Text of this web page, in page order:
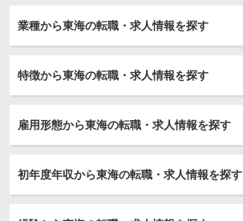
業種から東海の転職・求人情報を探す
特徴から東海の転職・求人情報を探す
雇用形態から東海の転職・求人情報を探す
初年度年収から東海の転職・求人情報を探す